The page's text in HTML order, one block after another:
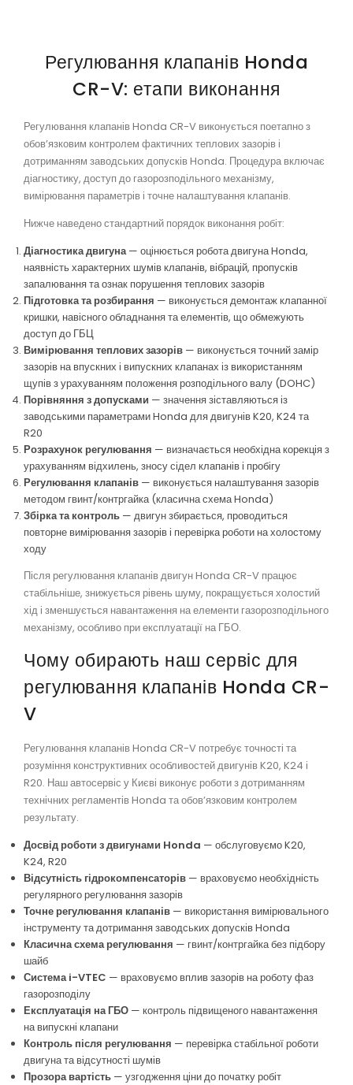
Регулювання клапанів Honda
CR-V: етапи виконання
Регулювання клапанів Honda CR-V виконується поетапно з
обов’язковим контролем фактичних теплових зазорів і
дотриманням заводських допусків Honda. Процедура включає
діагностику, доступ до газорозподільного механізму,
вимірювання параметрів і точне налаштування клапанів.
Нижче наведено стандартний порядок виконання робіт:
Діагностика двигуна— оцінюється робота двигуна Honda,
наявність характерних шумів клапанів, вібрацій, пропусків
запалювання та ознак порушення теплових зазорів
Підготовка та розбирання — виконується демонтаж клапанної
кришки, навісного обладнання та елементів, що обмежують
доступ до ГБЦ
Вимірювання теплових зазорів — виконується точний замір
зазорів на впускних і випускних клапанах із використанням
щупів з урахуванням положення розподільного валу (DOHC)
Порівняння з допусками — значення зіставляються із
заводськими параметрами Honda для двигунів K20, K24 та
R20
Розрахунок регулювання — визначається необхідна корекція з
урахуванням відхилень, зносу сідел клапанів і пробігу
Регулювання клапанів — виконується налаштування зазорів
методом гвинт/контргайка (класична схема Honda)
Збірка та контроль — двигун збирається, проводиться
повторне вимірювання зазорів і перевірка роботи на холостому
ходу
Після регулювання клапанів двигун Honda CR-V працює
стабільніше, знижується рівень шуму, покращується холостий
хід і зменшується навантаження на елементи газорозподільного
механізму, особливо при експлуатації на ГБО.
Чому обирають наш сервіс для
регулювання клапанів Honda CR-
V
Регулювання клапанів Honda CR-V потребує точності та
розуміння конструктивних особливостей двигунів K20, K24 і
R20. Наш автосервіс у Києві виконує роботи з дотриманням
технічних регламентів Honda та обов’язковим контролем
результату.
Досвід роботи з двигунами Honda — обслуговуємо K20,
K24, R20
Відсутність гідрокомпенсаторів — враховуємо необхідність
регулярного регулювання зазорів
Точне регулювання клапанів — використання вимірювального
інструменту та дотримання заводських допусків Honda
Класична схема регулювання — гвинт/контргайка без підбору
шайб
Система i-VTEC — враховуємо вплив зазорів на роботу фаз
газорозподілу
Експлуатація на ГБО — контроль підвищеного навантаження
на випускні клапани
Контроль після регулювання — перевірка стабільної роботи
двигуна та відсутності шумів
Прозора вартість — узгодження ціни до початку робіт